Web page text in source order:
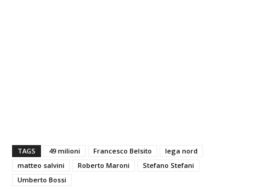
TAGS 49 milioni Francesco Belsito
lega nord
matteo salvini
Roberto Maroni
Stefano Stefani
Umberto Bossi